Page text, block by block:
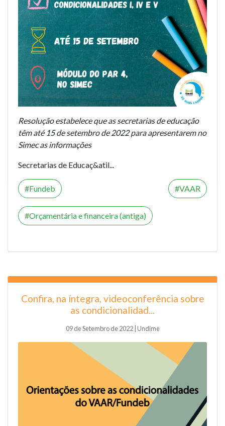
Resolução estabelece que as secretarias de educação
têm até 15 de setembro de 2022 para apresentarem no
Simec as informações
Secretarias de Educaç&atil...
Fundeb VAAR
Orçamentária e financeira (antiga)
Confira, na íntegra, videoconferência sobre
as condicionalidad...
09 de Setembro de 2022 | Undime